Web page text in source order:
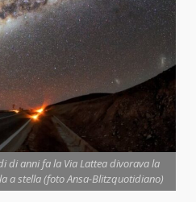
di anni fa la Via Lattea divorava la
a stella (foto Ansa-Blitzquotidiano)